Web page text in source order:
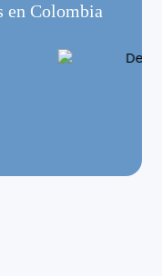
en Colombia